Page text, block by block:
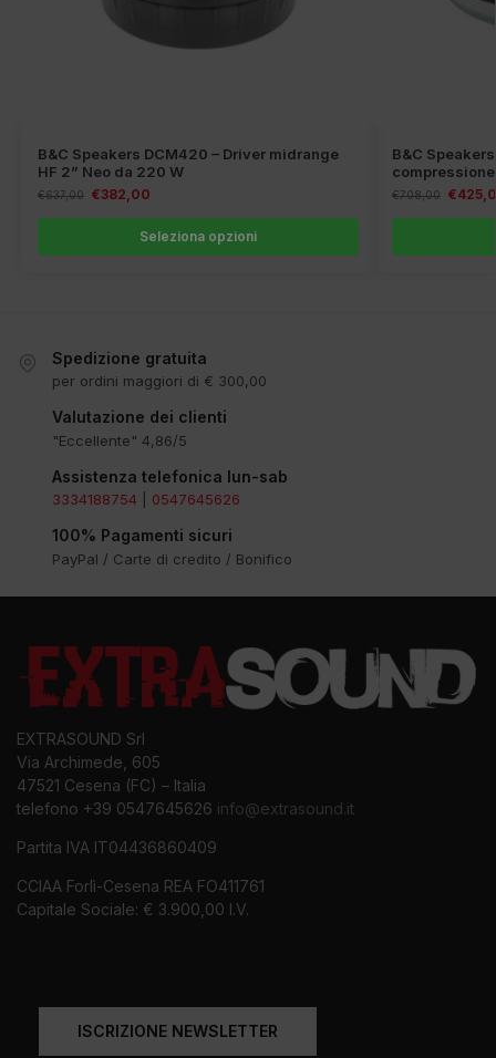
B&C Speakers DCM420 – Driver midrange
HF 2” Neo da 220 W
€637,00 €382,00
Seleziona opzioni
B&C
€708,00 €
Spedizione gratuita
per ordini maggiori di € 300,00
Valutazione dei clienti
"Eccellente" 4,86/5
Assistenza telefonica lun-sab
3334188754 0547645626
100% Pagamenti sicuri
PayPal / Carte di credito / Bonifico
EXTRASOUND Srl
Via Archimede, 605
47521 Cesena (FC) – Italia
telefono +39 0547645626 info@extrasound.it
Partita IVA IT04436860409
CCIAA Forlì-Cesena REA FO411761
Capitale Sociale: € 3.900,00 I.V.
ISCRIZIONE NEWSLETTER